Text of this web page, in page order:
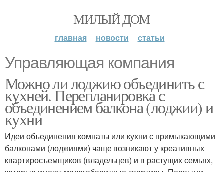
МИЛЫЙ ДОМ
главная новости статьи
Управляющая компания
Можно ли лоджию объединить с
кухней. Перепланировка с
объединением балкона (лоджии) и
кухни
Идеи объединения комнаты или кухни с примыкающими
балконами (лоджиями) чаще возникают у креативных
квартиросъемщиков (владельцев) и в растущих семьях,